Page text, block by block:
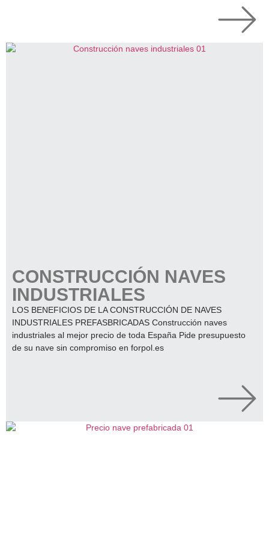
CONSTRUCCIÓN NAVES
INDUSTRIALES
LOS BENEFICIOS DE LA CONSTRUCCIÓN DE NAVES
INDUSTRIALES PREFASBRICADAS Construcción naves
industriales al mejor precio de toda España Pide presupuesto
de su nave sin compromiso en forpol.es